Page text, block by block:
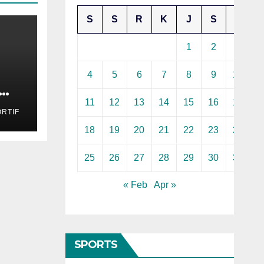
S S R K J S
1 2
4 5 6 7 8 9 10
11 12 13 14 15 16 17
18 19 20 21 22 23 24
25 26 27 28 29 30 31
« Feb Apr »
SPORTS